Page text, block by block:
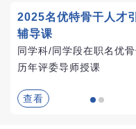
2025名优特骨干人才
辅导课
同学科/同学段在职名优骨
历年评委导师授课
查看